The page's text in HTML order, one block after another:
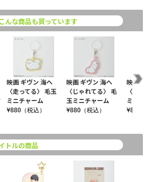
んな商品も買っています
映画 ギヴン 海へ
〈走ってる〉 毛玉
ミニチャーム
¥880（税込）
映画 ギヴン 海へ
〈じゃれてる〉 毛
玉ミニチャーム
¥880（税込）
映画
〈お
ミニチ
¥880
トルの商品